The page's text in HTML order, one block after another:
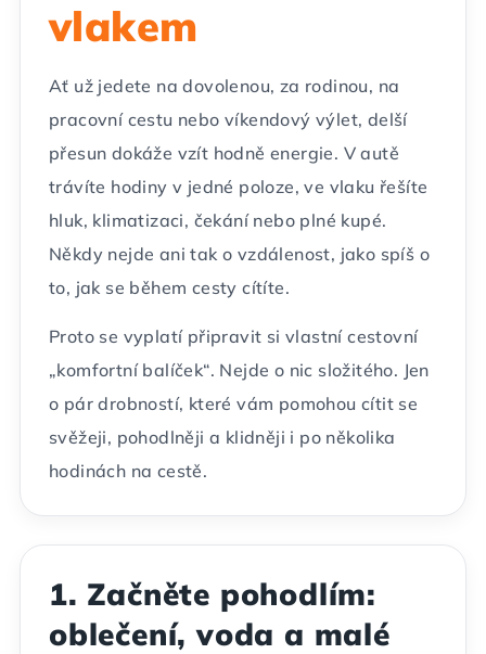
vlakem
Ať už jedete na dovolenou, za rodinou, na
pracovní cestu nebo víkendový výlet, delší
přesun dokáže vzít hodně energie. V autě
trávíte hodiny v jedné poloze, ve vlaku řešíte
hluk, klimatizaci, čekání nebo plné kupé.
Někdy nejde ani tak o vzdálenost, jako spíš o
to, jak se během cesty cítíte.
Proto se vyplatí připravit si vlastní cestovní
„komfortní balíček“. Nejde o nic složitého. Jen
o pár drobností, které vám pomohou cítit se
svěžeji, pohodlněji a klidněji i po několika
hodinách na cestě.
1. Začněte pohodlím:
oblečení, voda a malé